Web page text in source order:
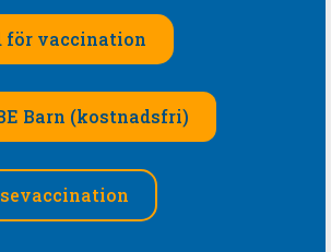
för vaccination
Barn (kostnadsfri)